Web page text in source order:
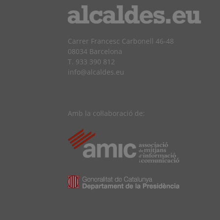
Carrer Francesc Carbonell 46-48
08034 Barcelona
T. 933 390 812
info@alcaldes.eu
Amb la col·laboració de: